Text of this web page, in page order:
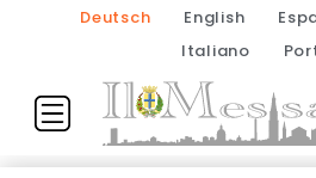
Deutsch English
Italiano